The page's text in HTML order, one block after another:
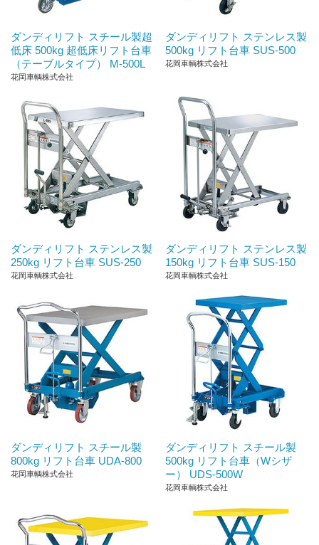
ダンディリフト スチール製超
低床 500kg 超低床リフト台車
（テーブルタイプ） M-500L
花岡車輌株式会社
ダンディリフト ステンレス製
500kg リフト台車 SUS-500
花岡車輌株式会社
ダンディリフト ステンレス製
250kg リフト台車 SUS-250
花岡車輌株式会社
ダンディリフト ステンレス製
150kg リフト台車 SUS-150
花岡車輌株式会社
ダンディリフト スチール製
800kg リフト台車 UDA-800
花岡車輌株式会社
ダンディリフト スチール製
500kg リフト台車（Wシザ
ー） UDS-500W
花岡車輌株式会社